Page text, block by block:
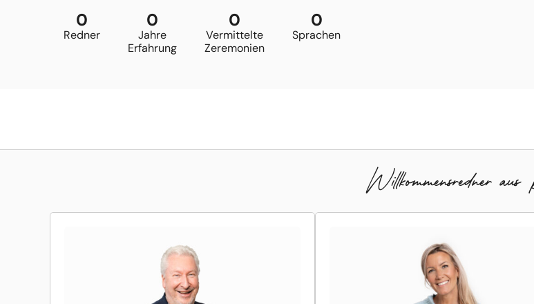
Redner
0
Jahre
Erfahrung
0
Vermittelte
Zeremonien
0
Sprachen
0
Willkommens­redner